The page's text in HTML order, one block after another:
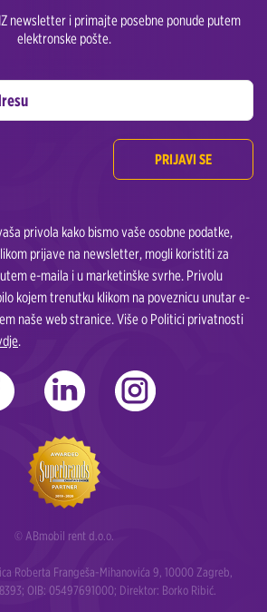
newsletter i primajte posebne ponude putem
elektronske pošte.
PRIJAVI SE
privola kako bismo vaše osobne podatke,
prijave na newsletter, mogli koristiti za
e-maila i u marketinške svrhe. Privolu
kojem trenutku klikom na poveznicu unutar e-
naše web stranice. Više o Politici privatnosti
.
© ABmobil rent d.o.o.
Roberta Frangeša-Mihanovića 9, 10000 Zagreb,
OIB: 05497691000; Direktor: Borko Ribić.